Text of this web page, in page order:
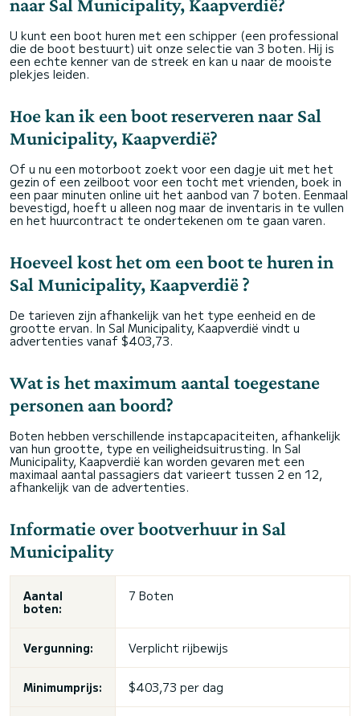
naar Sal Municipality, Kaapverdië?
U kunt een boot huren met een schipper (een professional
die de boot bestuurt) uit onze selectie van 3 boten. Hij is
een echte kenner van de streek en kan u naar de mooiste
plekjes leiden.
Hoe kan ik een boot reserveren naar Sal
Municipality, Kaapverdië?
Of u nu een motorboot zoekt voor een dagje uit met het
gezin of een zeilboot voor een tocht met vrienden, boek in
een paar minuten online uit het aanbod van 7 boten. Eenmaal
bevestigd, hoeft u alleen nog maar de inventaris in te vullen
en het huurcontract te ondertekenen om te gaan varen.
Hoeveel kost het om een boot te huren in
Sal Municipality, Kaapverdië ?
De tarieven zijn afhankelijk van het type eenheid en de
grootte ervan. In Sal Municipality, Kaapverdië vindt u
advertenties vanaf $403,73.
Wat is het maximum aantal toegestane
personen aan boord?
Boten hebben verschillende instapcapaciteiten, afhankelijk
van hun grootte, type en veiligheidsuitrusting. In Sal
Municipality, Kaapverdië kan worden gevaren met een
maximaal aantal passagiers dat varieert tussen 2 en 12,
afhankelijk van de advertenties.
Informatie over bootverhuur in Sal
Municipality
Aantal
boten:
7 Boten
Vergunning: Verplicht rijbewijs
Minimumprijs: $403,73 per dag